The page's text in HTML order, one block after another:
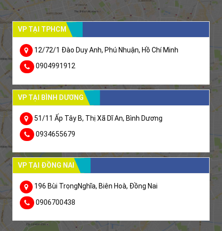
VP TẠI TPHCM
12/72/1 Đào Duy Anh, Phú Nhuận, Hồ Chí Minh
0904991912
VP TẠI BÌNH DƯƠNG
51/11 Ấp Tây B, Thị Xã Dĩ An, Bình Dương
0934655679
VP TẠI ĐỒNG NAI
196 Bùi TrọngNghĩa, Biên Hoà, Đồng Nai
0906700438